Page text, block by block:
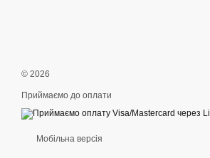
© 2026
Приймаємо до оплати
Мобільна версія